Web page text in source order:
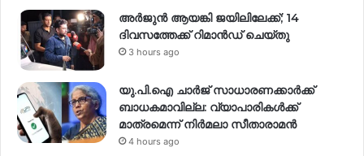
അർജുൻ ആയങ്കി ജയിലിലേക്ക്; 14
ദിവസത്തേക്ക് റിമാൻഡ് ചെയ്തു
3 hours ago
യു.പി.ഐ ചാർജ് സാധാരണക്കാർക്ക്
ബാധകമാവില്ല: വ്യാപാരികൾക്ക്
മാത്രമെന്ന് നിർമലാ സീതാരാമൻ
4 hours ago